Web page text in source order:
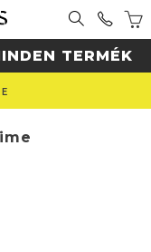
TERMÉK